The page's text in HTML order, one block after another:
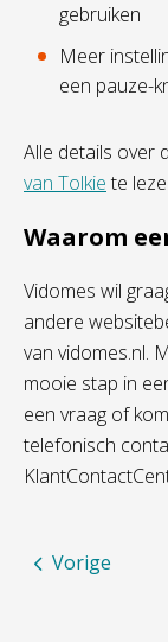
gebruiken
Meer
een pauze-
Alle details over
van Tolkie te
Waarom
Vidomes wil
andere
van vidomes.nl.
mooie stap in
een vraag of
telefonisch
Vorige